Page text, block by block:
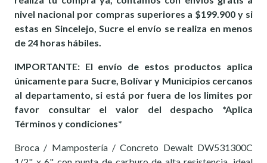
nivel nacional por compras superiores a $199.900 y si
estas en Sincelejo, Sucre el envío se realiza en menos
de 24 horas hábiles.
IMPORTANTE: El envío de estos productos aplica
únicamente para Sucre, Bolívar y Municipios cercanos
al departamento, si está por fuera de los limites por
favor consultar el valor del despacho *Aplica
Términos y condiciones*
Broca / Mampostería / Concreto Dewalt DW531300C